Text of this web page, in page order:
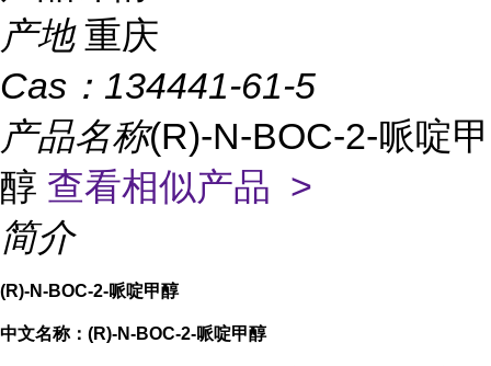
产地 重庆
Cas： 134441-61-5
产品名称(R)-N-BOC-2-哌啶甲
醇 查看相似产品 >
简介
(R)-N-BOC-2-哌啶甲醇
中文名称：(R)-N-BOC-2-哌啶甲醇